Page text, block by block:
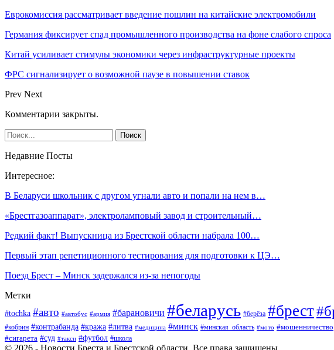
Еврокомиссия рассматривает введение пошлин на китайские электромобили
Германия фиксирует спад промышленного производства на фоне слабого спроса
Китай усиливает стимулы экономики через инфраструктурные проекты
ФРС сигнализирует о возможной паузе в повышении ставок
Prev Next
Комментарии закрыты.
Недавние Посты
Интересное:
В Беларуси школьник с другом угнали авто и попали на нем в…
«Брестгазоаппарат», электроламповый завод и строительный…
Редкий факт! Выпускница из Брестской области набрала 100…
Первый этап репетиционного тестирования для подготовки к ЦЭ…
Поезд Брест – Минск задержался из-за непогоды
Метки
#tochka #авто #автобус #армия #барановичи #беларусь #берёза #брест
#кобрин #контрабанда #кража #литва #медицина #минск #минская_область #мото #мошенничество
#сигарета #суд #такси #футбол #школа
© 2026 - Новости Бреста и Брестской области. Все права защищены.